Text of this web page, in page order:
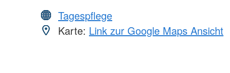
Tagespflege
Karte: Link zur Google Maps Ansicht